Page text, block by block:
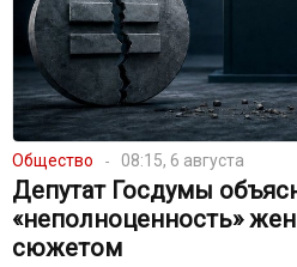
Общество 08:15, 6 августа
Депутат Госдумы
«неполноценность»
сюжетом